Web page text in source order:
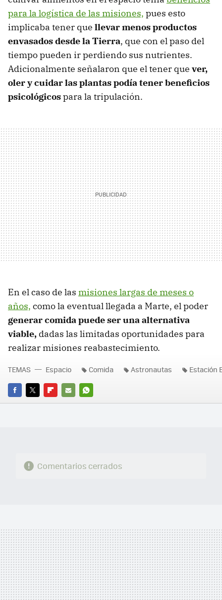
para la logística de las misiones, pues esto
implicaba tener que llevar menos productos
envasados desde la Tierra, que con el paso del
tiempo pueden ir perdiendo sus nutrientes.
Adicionalmente señalaron que el tener que ver,
oler y cuidar las plantas podía tener beneficios
psicológicospara la tripulación.
En el caso de las misiones largas de meses o
años, como la eventual llegada a Marte, el poder
generar comida puede ser una alternativa
viable, dadas las limitadas oportunidades para
realizar misiones reabastecimiento.
FACEBOOK
TWITTERFLIPBOARD
E-
WHATSAPP
TEMAS Espacio Comida Astronautas Estación
Comentarios cerrados